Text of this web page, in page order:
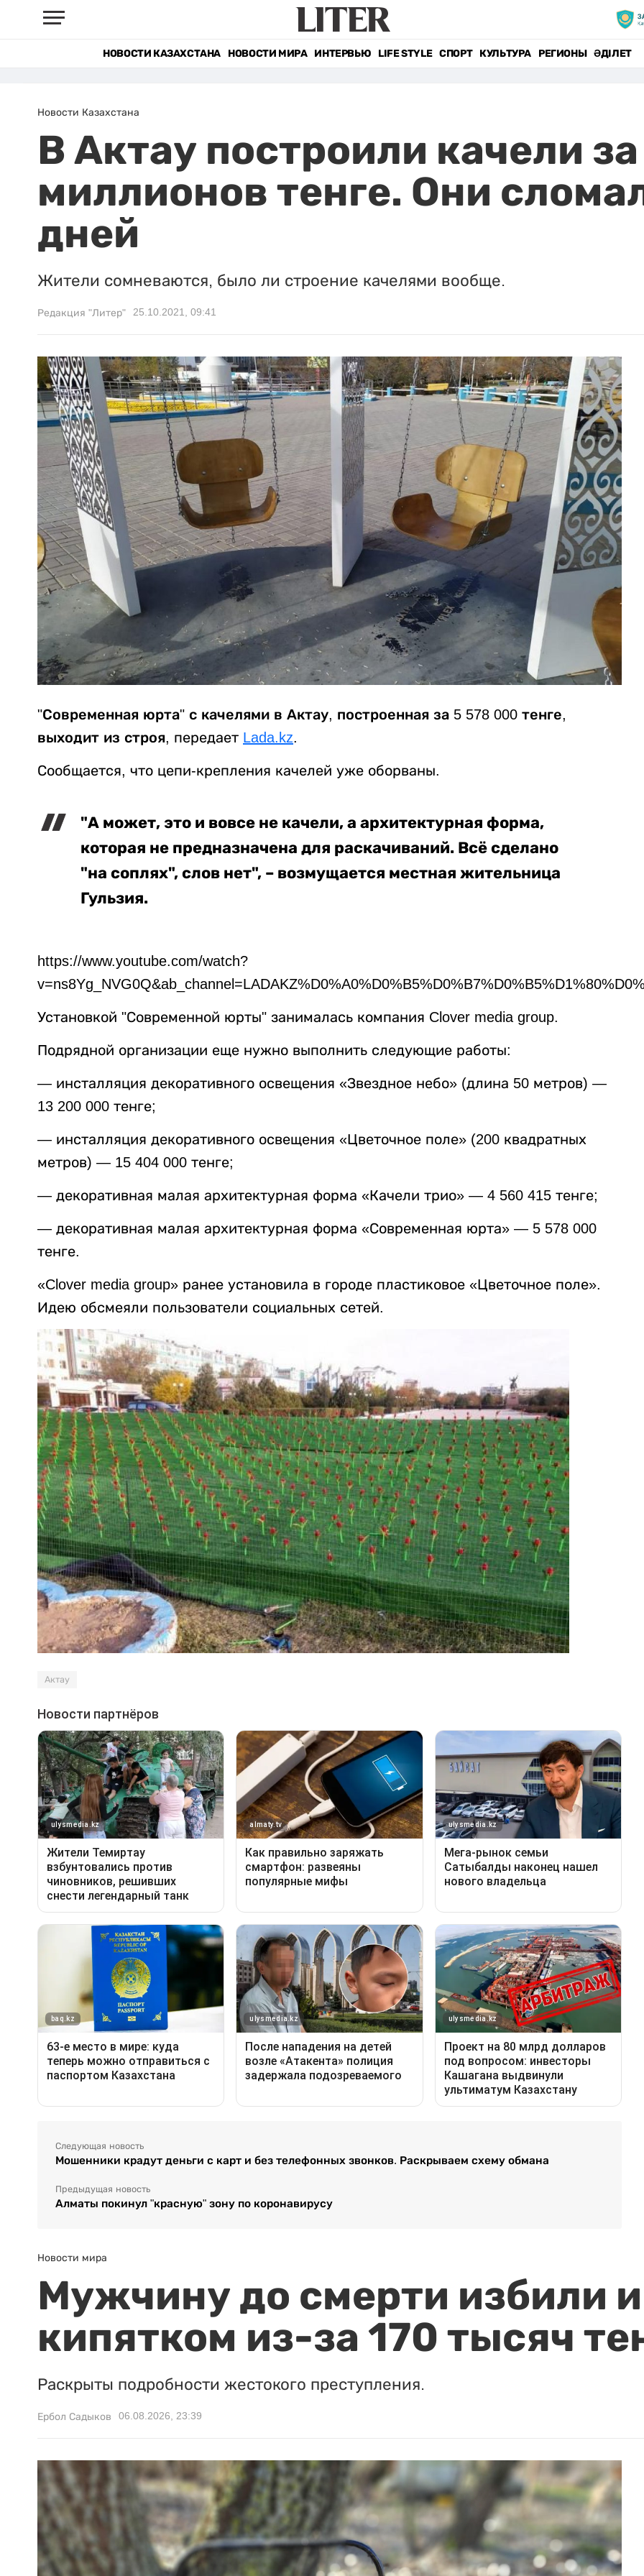
НОВОСТИ КАЗАХСТАНА НОВОСТИ МИРА ИНТЕРВЬЮ LIFE STYLE СПОРТ КУЛЬТУРА РЕГИОНЫ ӘДІЛЕТ
Новости Казахстана
В Актау построили качели
миллионов тенге. Они
дней
Жители сомневаются, было ли строение качелями вообще.
Редакция "Литер" 25.10.2021, 09:41
"Современная юрта" с качелями в Актау, построенная за 5 578 000 тенге,
выходит из строя, передает Lada.kz.
Сообщается, что цепи-крепления качелей уже оборваны.
"А может, это и вовсе не качели, а архитектурная форма,
которая не предназначена для раскачиваний. Всё сделано
"на соплях", слов нет", – возмущается местная жительница
Гульзия.
https://www.youtube.com/watch?
Установкой "Современной юрты" занималась компания Clover media group.
Подрядной организации еще нужно выполнить следующие работы:
— инсталляция декоративного освещения «Звездное небо» (длина 50 метров) —
13 200 000 тенге;
— инсталляция декоративного освещения «Цветочное поле» (200 квадратных
метров) — 15 404 000 тенге;
— декоративная малая архитектурная форма «Качели трио» — 4 560 415 тенге;
— декоративная малая архитектурная форма «Современная юрта» — 5 578 000
тенге.
«Clover media group» ранее установила в городе пластиковое «Цветочное поле».
Идею обсмеяли пользователи социальных сетей.
Актау
Следующая новость
Мошенники крадут деньги с карт и без телефонных звонков. Раскрываем схему обмана
Предыдущая новость
Алматы покинул "красную" зону по коронавирусу
Новости мира
Мужчину до смерти избили
кипятком из-за 170 тысяч
Раскрыты подробности жестокого преступления.
Ербол Садыков 06.08.2026, 23:39